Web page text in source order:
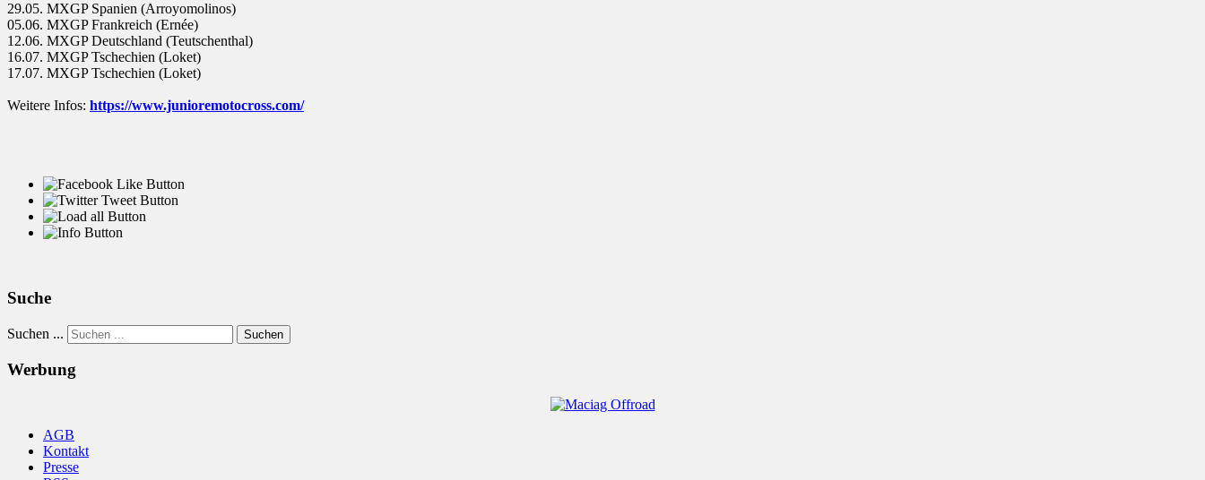
29.05. MXGP Spanien (Arroyomolinos)
05.06. MXGP Frankreich (Ernée)
12.06. MXGP Deutschland (Teutschenthal)
16.07. MXGP Tschechien (Loket)
17.07. MXGP Tschechien (Loket)
Weitere Infos: https://www.junioremotocross.com/
Suche
Suchen ... Suchen
Werbung
AGB
Kontakt
Presse